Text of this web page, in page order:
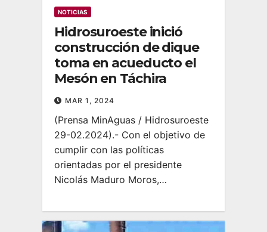
NOTICIAS
Hidrosuroeste inició
construcción de dique
toma en acueducto el
Mesón en Táchira
MAR 1, 2024
(Prensa MinAguas / Hidrosuroeste
29-02.2024).- Con el objetivo de
cumplir con las políticas
orientadas por el presidente
Nicolás Maduro Moros,…